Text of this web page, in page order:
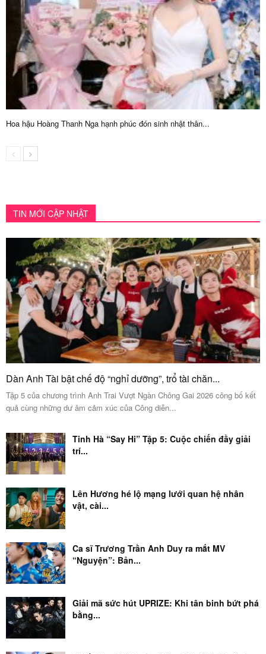
Hoa hậu Hoàng Thanh Nga hạnh phúc đón sinh nhật thân...
TIN MỚI CẬP NHẬT
Dàn Anh Tài bật chế độ “nghỉ dưỡng”, trổ tài chăn...
Tập 5 của chương trình Anh Trai Vượt Ngàn Chông Gai 2026 công bố kết
quả cùng những dư âm cảm xúc của Công diễn...
Tinh Hà “Say Hi” Tập 5: Cuộc chiến đầy giải
trí...
Lên Hương hé lộ mạng lưới quan hệ nhân
vật, cài...
Ca sĩ Trương Trần Anh Duy ra mắt MV
“Nguyện”: Bản...
Giải mã sức hút UPRIZE: Khi tân binh bứt phá
bằng...